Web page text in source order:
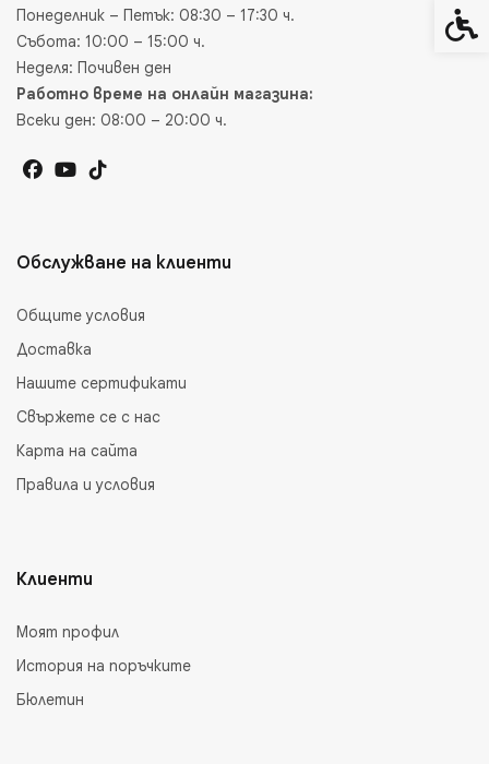
Понеделник – Петък: 08:30 – 17:30 ч.
Събота: 10:00 – 15:00 ч.
Неделя: Почивен ден
Работно време на онлайн магазина:
Всеки ден: 08:00 – 20:00 ч.
Обслужване на клиенти
Общите условия
Доставка
Нашите сертификати
Свържете се с нас
Карта на сайта
Правила и условия
Клиенти
Моят профил
История на поръчките
Бюлетин